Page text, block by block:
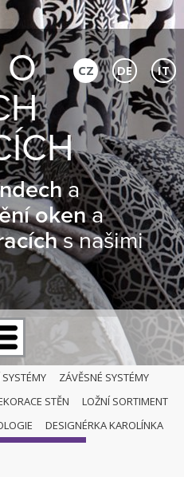
O
a
okena
s našimi
CZ DE IT
ZÁVĚSNÉ SYSTÉMY
STĚN
LOŽNÍ SORTIMENT
DESIGNÉRKA KAROLÍNKA